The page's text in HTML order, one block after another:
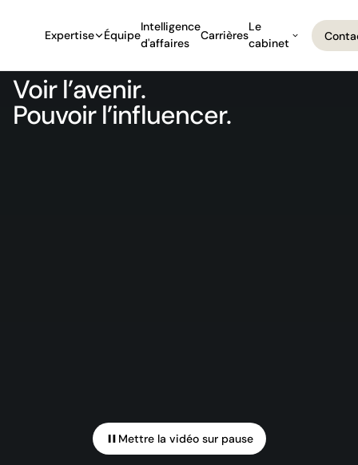
Expertise Équipe
Intelligence
d'affaires
Carrières
Le
cabinet
Voir l’avenir.
Pouvoirl’influencer.
Mettre la vidéo sur pause